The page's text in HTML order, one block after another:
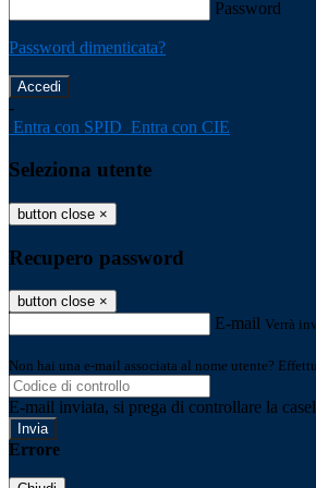
Password
Password dimenticata?
-
Entra con SPID Entra con CIE
Seleziona utente
button close ×
Recupero password
button close ×
E-mail Verrà
Non hai una e-mail associata al nome utente?
E-mail inviata, si prega di controllare la
Errore